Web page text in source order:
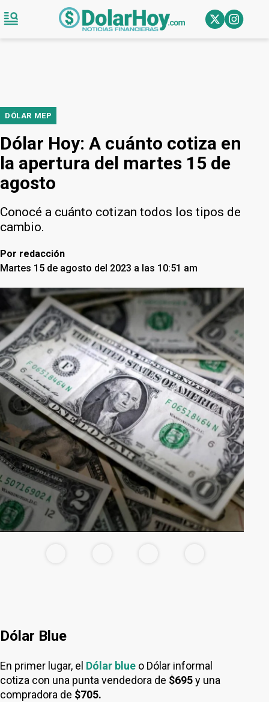
DÓLAR MEP
Dólar Hoy: A cuánto cotiza en
la apertura del martes 15 de
agosto
Conocé a cuánto cotizan todos los tipos de
cambio.
Por redacción
Martes 15 de agosto del 2023 a las 10:51 am
Dólar Blue
En primer lugar, el Dólar blue o Dólar informal
cotiza con una punta vendedora de $695y una
compradora de $705.